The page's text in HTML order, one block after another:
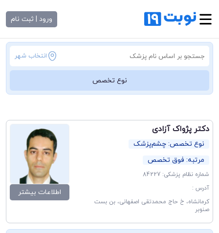
ورود | ثبت نام
انتخاب شهر
نوع تخصص
دکتر پژواک آزادی
نوع تخصص: چشم‌پزشک
مرتبه: فوق تخصص
شماره نظام پزشکی: 84227
آدرس :
کرمانشاه، خ حاج محمدتقی اصفهانی، بن بست
صنوبر
اطلاعات بیشتر